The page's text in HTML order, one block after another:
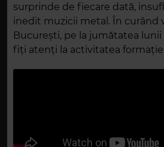
surprinde de fiecare dată,
inedit muzicii metal. În curând
București, pe la jumătatea lunii
fiți atenți la activitatea